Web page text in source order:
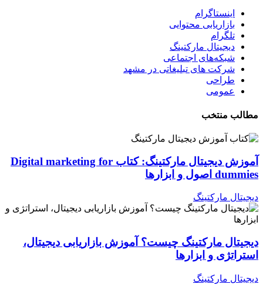
اینستاگرام
بازاریابی محتوایی
تلگرام
دیجیتال مارکتینگ
شبکه‌های اجتماعی
شرکت های تبلیغاتی در مشهد
طراحی
عمومی
مطالب منتخب
آموزش دیجیتال مارکتینگ: کتاب Digital marketing for
dummies اصول و ابزارها
دیجیتال مارکتینگ
دیجیتال مارکتینگ چیست؟ آموزش بازاریابی دیجیتال،
استراتژی و ابزارها
دیجیتال مارکتینگ